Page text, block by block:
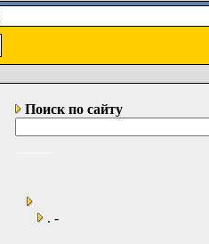
Поиск по сайту
. -